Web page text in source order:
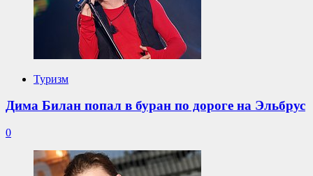
Туризм
Дима Билан попал в буран по дороге на Эльбрус
0